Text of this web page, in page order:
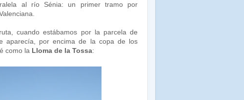
al río Sénia: un primer tramo por
cuando estábamos por la parcela de
aparecía, por encima de la copa de los
como la Lloma de la Tossa: